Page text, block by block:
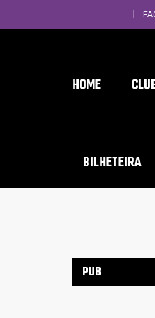
HOME
BILHETEIRA
PUB